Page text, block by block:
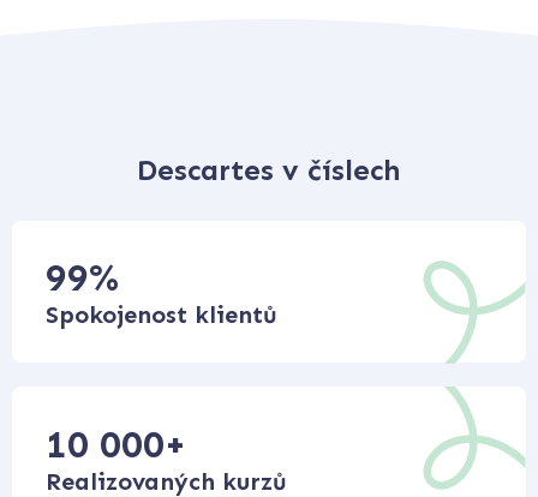
Descartes v číslech
99%
Spokojenost klientů
10 000+
Realizovaných kurzů